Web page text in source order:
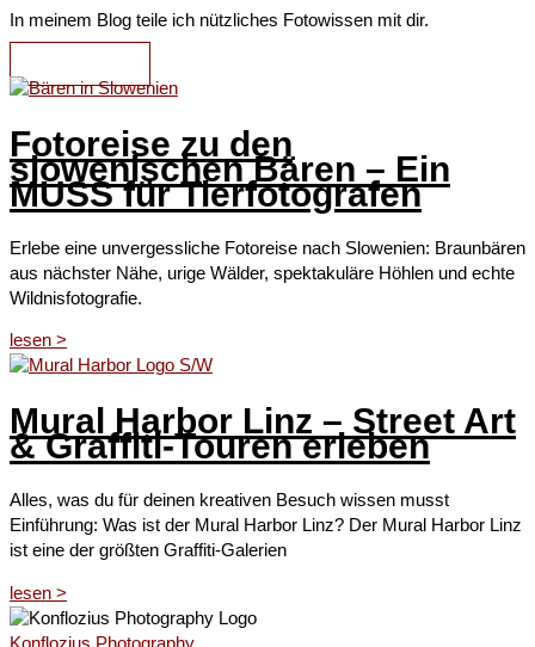
In meinem Blog teile ich nützliches Fotowissen mit dir.
Fotoreise zu den
slowenischen Bären – Ein
MUSS für Tierfotografen
Erlebe eine unvergessliche Fotoreise nach Slowenien: Braunbären
aus nächster Nähe, urige Wälder, spektakuläre Höhlen und echte
Wildnisfotografie.
lesen ˃
Mural Harbor Linz – Street Art
& Graffiti-Touren erleben
Alles, was du für deinen kreativen Besuch wissen musst
Einführung: Was ist der Mural Harbor Linz? Der Mural Harbor Linz
ist eine der größten Graffiti-Galerien
lesen ˃
Konflozius Photography